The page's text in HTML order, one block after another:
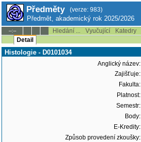
Předměty (verze: 983)
Předmět, akademický rok 2025/2026
--:-- Hledání ... Vyučující Katedry
Detail
Histologie - D0101034
Anglický název:
Zajišťuje:
Fakulta:
Platnost:
Semestr:
Body:
E-Kredity:
Způsob provedení zkoušky: